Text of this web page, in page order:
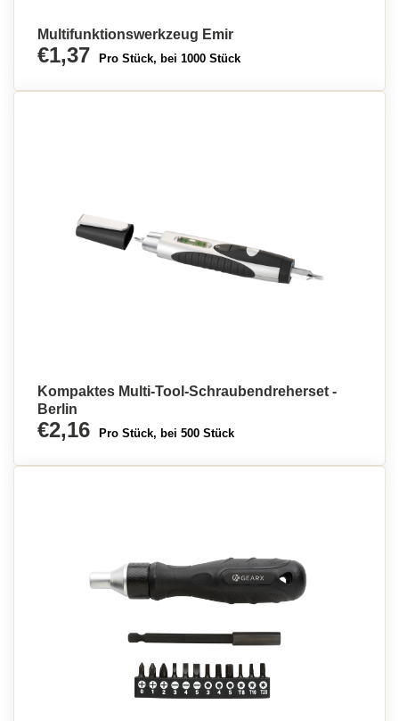
Multifunktionswerkzeug Emir
€1,37 Pro Stück, bei 1000 Stück
Kompaktes Multi-Tool-Schraubendreherset -
Berlin
€2,16 Pro Stück, bei 500 Stück